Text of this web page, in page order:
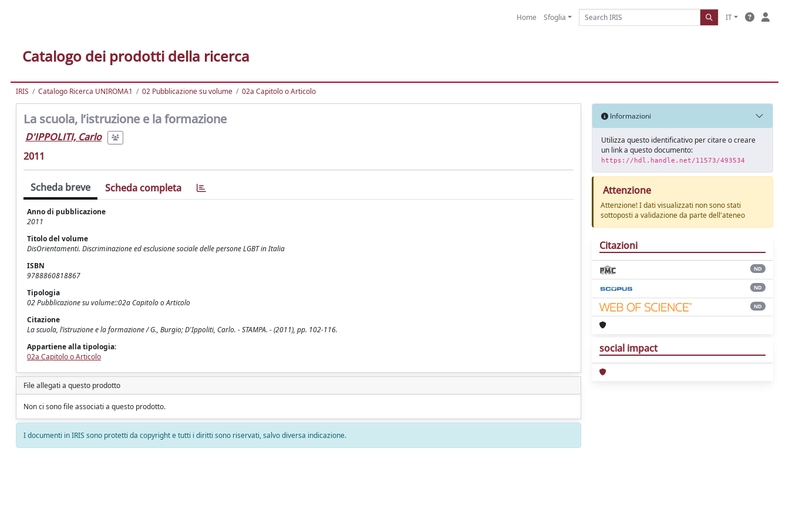
Home Sfoglia IT
Catalogo dei prodotti della ricerca
IRIS Catalogo Ricerca UNIROMA1 02 Pubblicazione su volume 02a Capitolo o Articolo
La scuola, l’istruzione e la formazione
D'IPPOLITI, Carlo
2011
Scheda breve Scheda completa
Anno di pubblicazione
2011
Titolo del volume
DisOrientamenti. Discriminazione ed esclusione sociale delle persone LGBT in Italia
ISBN
9788860818867
Tipologia
02 Pubblicazione su volume::02a Capitolo o Articolo
Citazione
La scuola, l’istruzione e la formazione / G., Burgio; D'Ippoliti, Carlo. - STAMPA. - (2011), pp. 102-116.
Appartiene alla tipologia:
02a Capitolo o Articolo
File allegati a questo prodotto
Non ci sono file associati a questo prodotto.
I documenti in IRIS sono protetti da copyright e tutti i diritti sono riservati, salvo diversa indicazione.
Informazioni
Utilizza questo identificativo per citare o creare
un link a questo documento:
https://hdl.handle.net/11573/493534
Attenzione
Attenzione! I dati visualizzati non sono stati
sottoposti a validazione da parte dell'ateneo
Citazioni
ND
ND
ND
social impact